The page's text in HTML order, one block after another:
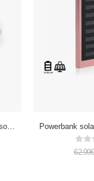
Powerbank inalámbrico Bramson de 15W Magsafe magnético de 5.000 mAh. Salida USB-C + USB.
62.99€